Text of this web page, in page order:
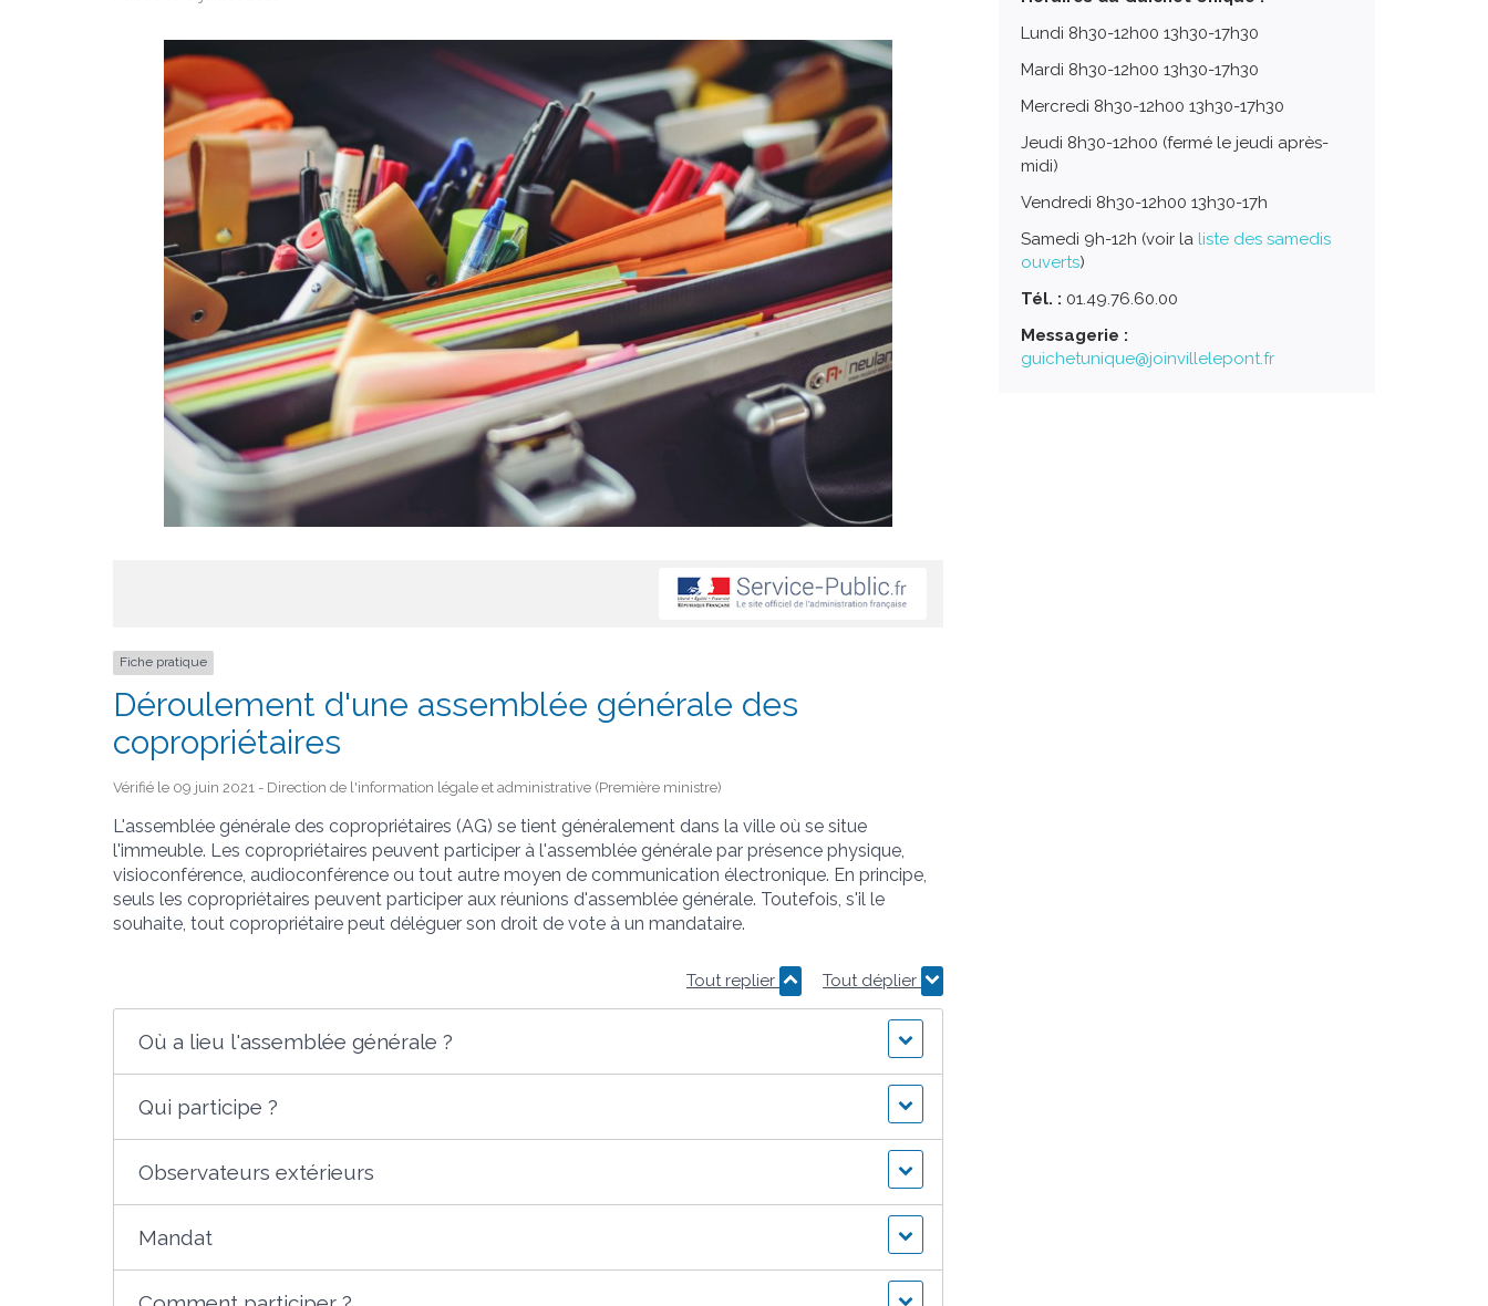
Fiche pratique
Déroulement d'une assemblée générale des
copropriétaires
Vérifié le 09 juin 2021 - Direction de l'information légale et administrative (Première ministre)
L'assemblée générale des copropriétaires (AG) se tient généralement dans la ville où se situe
l'immeuble. Les copropriétaires peuvent participer à l'assemblée générale par présence physique,
visioconférence, audioconférence ou tout autre moyen de communication électronique. En principe,
seuls les copropriétaires peuvent participer aux réunions d'assemblée générale. Toutefois, s'il le
souhaite, tout copropriétaire peut déléguer son droit de vote à un mandataire.
Tout replier Tout déplier
Où a lieu l'assemblée générale ?
Qui participe ?
Observateurs extérieurs
Mandat
Lundi 8h30-12h00 13h30-17h30
Mardi 8h30-12h00 13h30-17h30
Mercredi 8h30-12h00 13h30-17h30
Jeudi 8h30-12h00 (fermé le jeudi après-
midi)
Vendredi 8h30-12h00 13h30-17h
Samedi 9h-12h (voir la liste des samedis
ouverts)
Tél. : 01.49.76.60.00
Messagerie :
guichetunique@joinvillelepont.fr